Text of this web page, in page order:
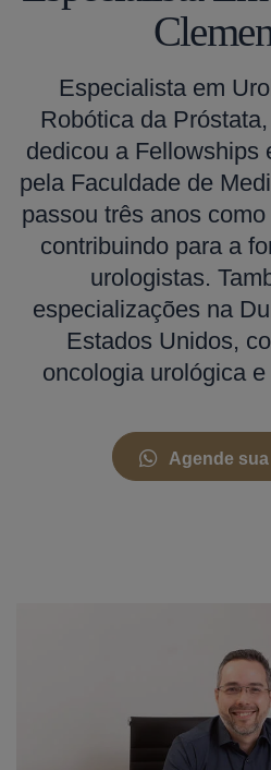
Especialista em
Robótica da
dedicou a Fellowships
pela Faculdade de
passou três anos
contribuindo para a
urologistas.
especializações na
Estados Unidos,
oncologia urológica
Agende